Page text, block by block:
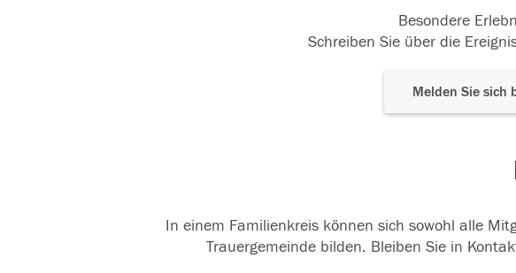
Besondere
Schreiben Sie über die
Melden Sie sich
In einem Familienkreis können sich sowohl alle
Trauergemeinde bilden. Bleiben Sie in